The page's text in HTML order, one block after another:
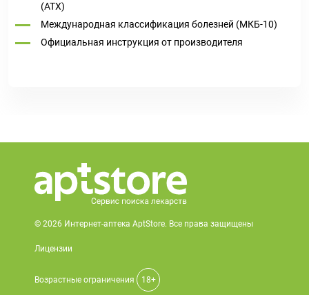
(ATX)
Международная классификация болезней (МКБ-10)
Официальная инструкция от производителя
© 2026 Интернет-аптека AptStore. Все права защищены
Лицензии
Возрастные ограничения 18+